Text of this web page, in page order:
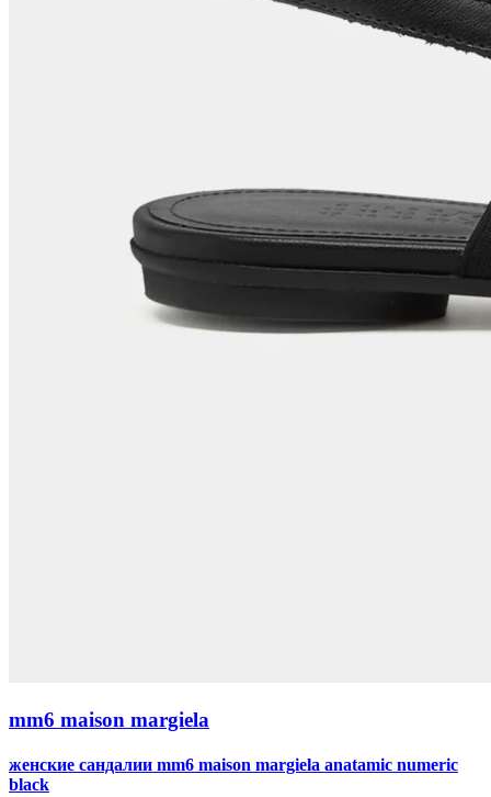
mm6 maison margiela
женские сандалии mm6 maison margiela anatamic numeric
black